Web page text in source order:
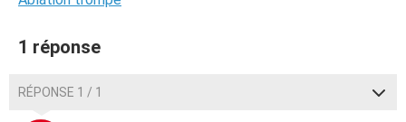
1 réponse
RÉPONSE 1 / 1